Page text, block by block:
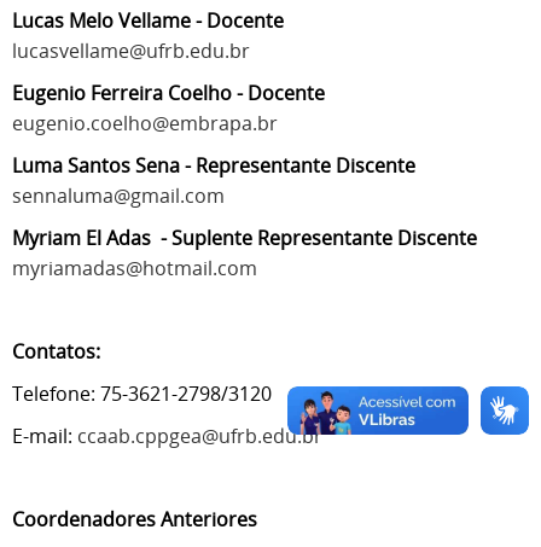
Lucas Melo Vellame - Docente
lucasvellame@ufrb.edu.br
Eugenio Ferreira Coelho - Docente
eugenio.coelho@embrapa.br
Luma Santos Sena - Representante Discente
sennaluma@gmail.com
Myriam El Adas - Suplente Representante Discente
myriamadas@hotmail.com
Contatos:
Telefone: 75-3621-2798/3120
E-mail: ccaab.cppgea@ufrb.edu.br
Coordenadores Anteriores